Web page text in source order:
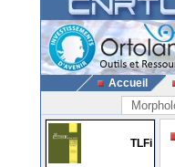
Accueil
TLFi